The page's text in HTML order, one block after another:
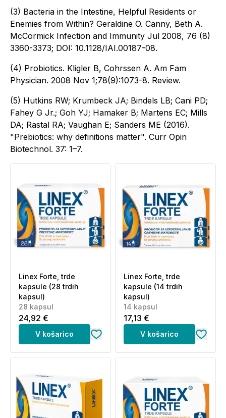
(3) Bacteria in the Intestine, Helpful Residents or
Enemies from Within? Geraldine O. Canny, Beth A.
McCormick Infection and Immunity Jul 2008, 76 (8)
3360-3373; DOI: 10.1128/IAI.00187-08.
(4) Probiotics. Kligler B, Cohrssen A. Am Fam
Physician. 2008 Nov 1;78(9):1073-8. Review.
(5) Hutkins RW; Krumbeck JA; Bindels LB; Cani PD;
Fahey G Jr.; Goh YJ; Hamaker B; Martens EC; Mills
DA; Rastal RA; Vaughan E; Sanders ME (2016).
"Prebiotics: why definitions matter". Curr Opin
Biotechnol. 37: 1–7.
Linex Forte, trde
kapsule (28 trdih
kapsul)
28 kapsul
24,92 €
V košarico
Linex Forte, trde
kapsule (14 trdih
kapsul)
14 kapsul
17,13 €
V košarico